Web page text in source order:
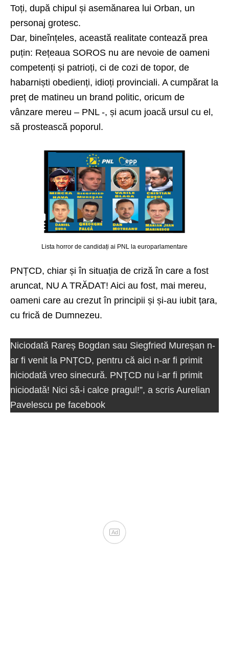
Toți, după chipul și asemănarea lui Orban, un
personaj grotesc.
Dar, bineînțeles, această realitate contează prea
puțin: Rețeaua SOROS nu are nevoie de oameni
competenți și patrioți, ci de cozi de topor, de
habarniști obedienți, idioți provinciali. A cumpărat la
preț de matineu un brand politic, oricum de
vânzare mereu – PNL -, și acum joacă ursul cu el,
să prostească poporul.
Lista horror de candidați ai PNL la europarlamentare
PNȚCD, chiar și în situația de criză în care a fost
aruncat, NU A TRĂDAT! Aici au fost, mai mereu,
oameni care au crezut în principii și și-au iubit țara,
cu frică de Dumnezeu.
Niciodată Rareș Bogdan sau Siegfried Mureșan n-
ar fi venit la PNȚCD, pentru că aici n-ar fi primit
niciodată vreo sinecură. PNȚCD nu i-ar fi primit
niciodată! Nici să-i calce pragul!”, a scris Aurelian
Pavelescu pe facebook